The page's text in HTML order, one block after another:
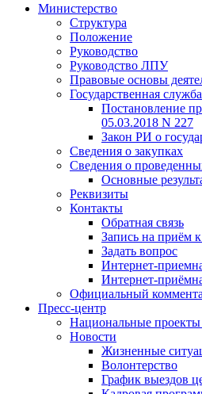
Министерство
Структура
Положение
Руководство
Руководство ЛПУ
Правовые основы
Государственная служба
Постановление
05.03.2018 N 227
Закон РИ о
Сведения о закупках
Сведения о
Основные
Реквизиты
Контакты
Обратная связь
Запись на приём
Задать вопрос
Интернет-
Интернет-
Официальный
Пресс-центр
Национальные проекты
Новости
Жизненные
Волонтерство
График выездов